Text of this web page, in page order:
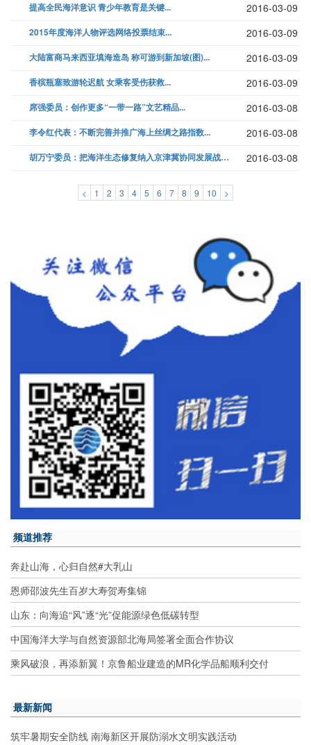
提高全民海洋意识 青少年教育是关键... 2016-03-09
2015年度海洋人物评选网络投票结束... 2016-03-09
大陆富商马来西亚填海造岛 称可游到新加坡(图)... 2016-03-09
香槟瓶塞致游轮迟航 女乘客受伤获救... 2016-03-09
席强委员：创作更多“一带一路”文艺精品... 2016-03-08
李令红代表：不断完善并推广海上丝绸之路指数... 2016-03-08
胡万宁委员：把海洋生态修复纳入京津冀协同发展战略... 2016-03-08
< 1 2 3 4 5 6 7 8 9 10 >
频道推荐
奔赴山海，心归自然#大乳山
恩师邵波先生百岁大寿贺寿集锦
山东：向海追“风”逐“光”促能源绿色低碳转型
中国海洋大学与自然资源部北海局签署全面合作协议
乘风破浪，再添新翼！京鲁船业建造的MR化学品船顺利交付
最新新闻
筑牢暑期安全防线 南海新区开展防溺水文明实践活动